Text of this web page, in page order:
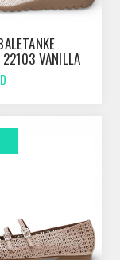
22103 VANILLA